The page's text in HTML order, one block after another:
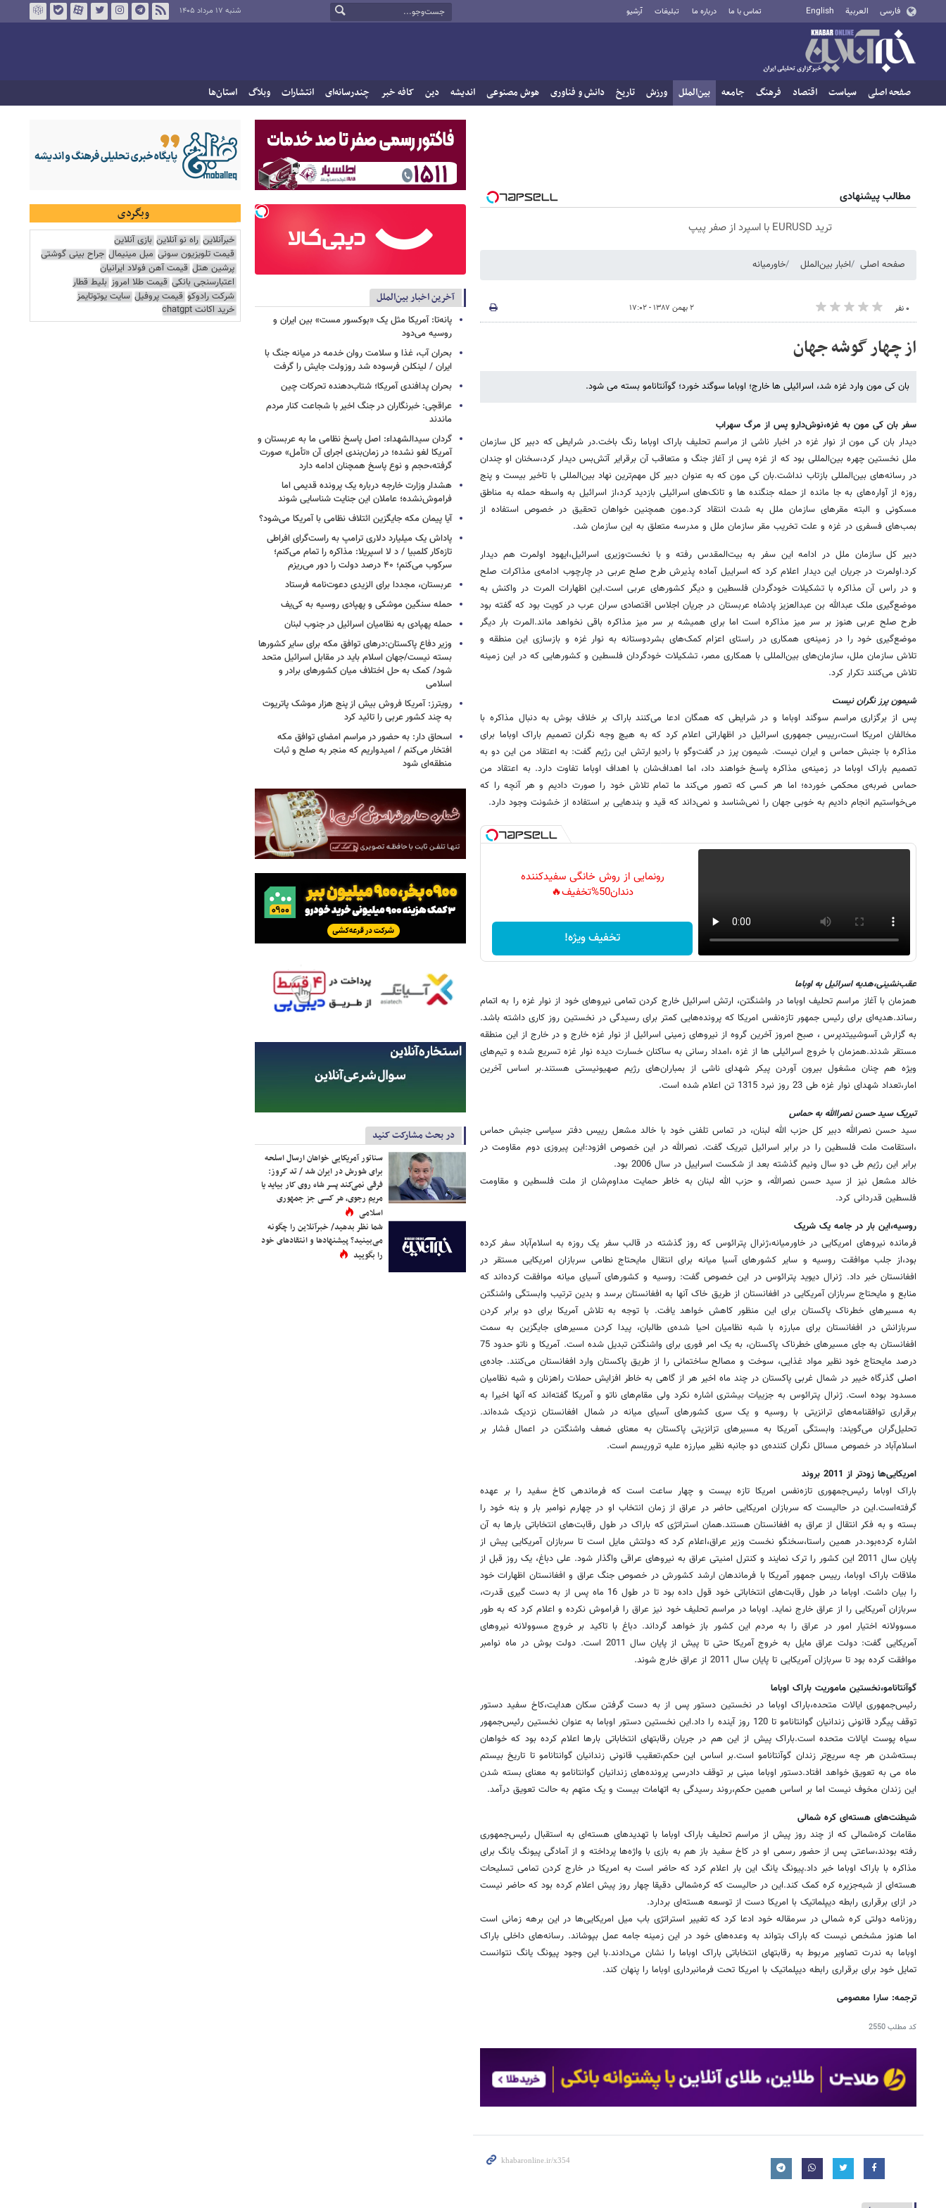
فارسی العربية English تماس با ما درباره ما تبلیغات آرشیو شنبه ۱۷ مرداد ۱۴۰۵
صفحه اصلی سیاست اقتصاد فرهنگ جامعه بین‌الملل ورزش تاریخ دانش و فناوری هوش مصنوعی اندیشه دین کافه خبر چندرسانه‌ای انتشارات وبلاگ استان‌ها
مطالب پیشنهادی
ترید EURUSD با اسپرد از صفر پیپ
صفحه اصلی اخبار بین‌الملل خاورمیانه
۰ نفر ۲ بهمن ۱۳۸۷ - ۱۷:۰۲
از چهار گوشه جهان
بان کی مون وارد غزه شد، اسرائیلی ها خارج؛ اوباما سوگند خورد؛ گوآنتانامو بسته می شود.
سفر بان کی مون به غزه،نوش‌دارو پس از مرگ سهراب
دیدار بان کی مون از نوار غزه در اخبار ناشی از مراسم تحلیف باراک اوباما رنگ باخت.در شرایطی که دبیر کل سازمان
ملل نخستین چهره بین‌المللی بود که از غزه پس از آغاز جنگ و متعاقب آن برقرایر آتش‌بس دیدار کرد،سخنان او چندان
در رسانه‌های بین‌المللی بازتاب نداشت.بان کی مون که به عنوان دبیر کل مهم‌ترین نهاد بین‌المللی با تاخیر بیست و پنج
روزه از آواره‌های به جا مانده از حمله جنگنده ها و تانک‌های اسرائیلی بازدید کرد،از اسرائیل به واسطه حمله به مناطق
مسکونی و البته مقرهای سازمان ملل به شدت انتقاد کرد.مون همچنین خواهان تحقیق در خصوص استفاده از
بمب‌های فسفری در غزه و علت تخریب مقر سازمان ملل و مدرسه متعلق به این سازمان شد.
دبیر کل سازمان ملل در ادامه این سفر به بیت‌المقدس رفته و با نخست‌وزیری اسرائیل،ایهود اولمرت هم دیدار
کرد.اولمرت در جریان این دیدار اعلام کرد که اسراییل آماده پذیرش طرح صلح عربی در چارچوب ادامه‌ی مذاکرات صلح
و در راس آن مذاکره با تشکیلات خودگردان فلسطین و دیگر کشورهای عربی است.این اظهارات المرت در واکنش به
موضع‌گیری ملک عبدالله بن عبدالعزیز پادشاه عربستان در جریان اجلاس اقتصادی سران عرب در کویت بود که گفته بود
طرح صلح عربی هنوز بر سر میز مذاکره است اما برای همیشه بر سر میز مذاکره باقی نخواهد ماند.المرت بار دیگر
موضع‌گیری خود را در زمینه‌ی همکاری در راستای اعزام کمک‌های بشردوستانه به نوار غزه و بازسازی این منطقه و
تلاش سازمان ملل، سازمان‌های بین‌المللی با همکاری مصر، تشکیلات خودگردان فلسطین و کشورهایی که در این زمینه
تلاش می‌کنند تکرار کرد.
شیمون پرز نگران نیست
پس از برگزاری مراسم سوگند اوباما و در شرایطی که همگان ادعا می‌کنند باراک بر خلاف بوش به دنبال مذاکره با
مخالفان امریکا است،رییس جمهوری اسرائیل در اظهاراتی اعلام کرد که به هیچ وجه نگران تصمیم باراک اوباما برای
مذاکره با جنبش حماس و ایران نیست. شیمون پرز در گفت‌وگو با رادیو ارتش این رژیم گفت: به اعتقاد من این دو به
تصمیم باراک اوباما در زمینه‌ی مذاکره پاسخ خواهند داد، اما اهداف‌شان با اهداف اوباما تفاوت دارد. به اعتقاد من
حماس ضربه‌ی محکمی خورده؛ اما هر کسی که تصور می‌کند ما تمام تلاش خود را صورت دادیم و هر آنچه را که
می‌خواستیم انجام دادیم به خوبی جهان را نمی‌شناسد و نمی‌داند که قید و بندهایی بر استفاده از خشونت وجود دارد.
رونمایی از روش خانگی سفیدکننده
دندان50%تخفیف🔥
تخفیف ویژه!
عقب‌نشینی،هدیه اسرائیل به اوباما
همزمان با آغاز مراسم تحلیف اوباما در واشنگتن، ارتش اسرائیل خارج کردن تمامی نیروهای خود از نوار غزه را به اتمام
رساند.هدیه‌ای برای رئیس جمهور تازه‌نفس امریکا که پرونده‌هایی کمتر برای رسیدگی در نخستین روز کاری داشته باشد.
به گزارش آسوشییتد‌پرس ، صبح امروز آخرین گروه از نیروهای زمینی اسرائیل از نوار غزه خارج و در خارج از این منطقه
مستقر شدند.همزمان با خروج اسرائیلی ‌ها از غزه ،امداد رسانی به ساکنان خسارت دیده نوار غزه تسریع شده و تیم‌های
ویژه هم چنان مشغول بیرون آوردن پیکر شهدای ناشی از بمباران‌های رژیم صهیونیستی هستند.بر اساس آخرین
امار،تعداد شهدای نوار غزه طی 23 روز نبرد 1315 تن اعلام شده است.
تبریک سید حسن نصرا‌الله به حماس
سید حسن نصرالله دبیر کل حزب الله لبنان، در تماس تلفنی خود با خالد مشعل رییس دفتر سیاسی جنبش حماس
،استقامت ملت فلسطین را در برابر اسرائیل تبریک گفت. نصرالله در این خصوص افزود:این پیروزی دوم مقاومت در
برابر این رژیم طی دو سال ونیم گذشته بعد از شکست اسراییل در سال 2006 بود.
خالد مشعل نیز از سید حسن نصرالله، و حزب الله لبنان به خاطر حمایت مداوم‌شان از ملت فلسطین و مقاومت
فلسطین قدردانی کرد.
روسیه،این بار در جامه یک شریک
فرمانده نیروهای امریکایی در خاورمیانه،ژنرال پترائوس که روز گذشته در قالب سفر یک روزه به اسلام‌آباد سفر کرده
بود،از جلب موافقت روسیه و سایر کشورهای آسیا میانه برای انتقال مایحتاج نطامی سربازان امریکایی مستقر در
افغانستان خبر داد. ژنرال دیوید پترائوس در این خصوص گفت: روسیه و کشورهای آسیای میانه موافقت کرده‌اند که
منابع و مایحتاج سربازان آ‌مریکایی در افغانستان از طریق خاک آنها به افغانستان برسد و بدین ترتیب وابستگی واشنگتن
به مسیرهای خطرناک پاکستان برای این منظور کاهش خواهد یافت. با توجه به تلاش آمریکا برای دو برابر کردن
سربازانش در افغانستان برای مبارزه با شبه نظامیان احیا شده‌ی طالبان، پیدا کردن مسیرهای جایگزین به سمت
افغانستان به جای مسیرهای خطرناک پاکستان، به یک امر فوری برای واشنگتن تبدیل شده است. آمریکا و ناتو حدود 75
درصد مایحتاج خود نظیر مواد غذایی، سوخت و مصالح ساختمانی را از طریق پاکستان وارد افغانستان می‌کنند. جاده‌ی
اصلی گذرگاه خیبر در شمال غربی پاکستان در چند ماه اخیر هر از گاهی به خاطر افزایش حملات راهزنان و شبه نظامیان
مسدود بوده است. ژنرال پترائوس به جزییات بیشتری اشاره نکرد ولی مقام‌های ناتو و آمریکا گفته‌اند که آنها اخیرا به
برقراری توافقنامه‌های ترانزیتی با روسیه و یک سری کشورهای آسیای میانه در شمال افغانستان نزدیک شده‌اند.
تحلیل‌گران می‌گویند: وابستگی آمریکا به مسیرهای تزانزیتی پاکستان به معنای ضعف واشنگتن در اعمال فشار بر
اسلام‌آباد در خصوص مسائل نگران کننده‌ی دو جانبه نظیر مبارزه علیه تروریسم است.
امریکایی‌ها زودتر از 2011 بروند
باراک اوباما رئیس‌جمهوری تازه‌نفس امریکا تازه بیست و چهار ساعت است که فرماندهی کاخ سفید را بر عهده
گرفته‌است.این در حالیست که سربازان امریکایی حاضر در عراق از زمان انتخاب او در چهارم نوامبر بار و بنه خود را
بسته و به فکر انتقال از عراق به افغانستان هستند.همان استراتژی که باراک در طول رقابت‌های انتخاباتی بارها به آن
اشاره کرده‌بود.در همین راستا،سخنگو نخست وزیر عراق،اعلام کرد که دولتش مایل است تا سربازان آمریکایی پیش از
پایان سال 2011 این کشور را ترک نمایند و کنترل امنیتی عراق به نیروهای عراقی واگذار شود. علی دباغ، یک روز قبل از
ملاقات باراک اوباما، رییس جمهور آمریکا با فرماندهان ارشد کشورش در خصوص جنگ عراق و افغانستان اظهارات خود
را بیان داشت. اوباما در طول رقابت‌های انتخاباتی خود قول داده بود تا در طول 16 ماه پس از به دست گیری قدرت،
سربازان آمریکایی را از عراق خارج نماید. اوباما در مراسم تحلیف خود نیز عراق را فراموش نکرده و اعلام کرد که به طور
مسوولانه اختیار امور در عراق را به مردم این کشور باز خواهد گرداند. دباغ با تاکید بر خروج مسوولانه نیروهای
آمریکایی گفت: دولت عراق مایل به خروج آمریکا حتی تا پیش از پایان سال 2011 است. دولت بوش در ماه نوامبر
موافقت کرده بود تا سربازان آمریکایی تا پایان سال 2011 از عراق خارج شوند.
گوآنتانامو،نخستین ماموریت باراک اوباما
رئیس‌جمهوری ایالات متحده،باراک اوباما در نخستین دستور پس از به دست گرفتن سکان هدایت،کاخ سفید دستور
توقف پیگرد قانونی زندانیان گوانتانامو تا 120 روز آینده را داد.این نخستین دستور اوباما به عنوان نخستین رئیس‌جمهور
سیاه پوست ایالات متحده است.باراک پیش از این هم در جریان رقابتهای انتخاباتی بارها اعلام کرده بود که خواهان
بسته‌شدن هر چه سریع‌تر زندان گوآنتانامو است.بر اساس این حکم،تعقیب قانونی زندانیان گوانتانامو تا تاریخ بیستم
ماه می به تعویق خواهد افتاد.دستور اوباما مبنی بر توقف دادرسی پروند‌ه‌‌های زندانیان گوانتانامو به معنای بسته شدن
این زندان مخوف نیست اما بر اساس همین حکم،روند رسیدگی به اتهامات بیست و یک متهم به حالت تعویق درآمد.
شیطنت‌های هسته‌ای کره شمالی
مقامات کره‌شمالی که از چند روز پیش از مراسم تحلیف باراک اوباما با تهدیدهای هسته‌ای به استقبال رئیس‌جمهوری
رفته بودند،ساعتی پس از حضور رسمی او در کاخ سفید باز هم به بازی با واژه‌ها پرداخته و از آمادگی پیونگ یانگ برای
مذاکره با باراک اوباما خبر داد.پیونگ یانگ این بار اعلام کرد که حاضر است به امریکا در خارج کردن تمامی تسلیحات
هسته‌ای از شبه‌جزیره کره کمک کند.این در حالیست که کره‌شمالی دقیقا چهار روز پیش اعلام کرده بود که حاضر نیست
در ازای برقراری رابطه دیپلماتیک با امریکا دست از توسعه هسته‌ای بردارد.
روزنامه دولتی کره شمالی در سرمقاله خود ادعا کرد که تغییر استراتژی باب میل امریکایی‌ها در این برهه زمانی است
اما هنوز مشخص نیست که باراک بتواند به وعده‌های خود در این زمینه جامه عمل بپوشاند. رسانه‌های داخلی باراک
اوباما به ندرت تصاویر مربوط به رقابتهای انتخاباتی باراک اوباما را نشان می‌دادند.با این وجود پیونگ یانگ نتوانست
تمایل خود برای برقراری رابطه دیپلماتیک با امریکا تحت فرمانبرداری اوباما را پنهان کند.
ترجمه: سارا معصومی
کد مطلب2550
آخرین اخبار بین‌الملل
پانه‌تا: آمریکا مثل یک «بوکسور مست» بین ایران و
روسیه می‌دود
بحران آب، غذا و سلامت روان خدمه در میانه جنگ با
ایران / لینکلن فرسوده شد روزولت جایش را گرفت
بحران پدافندی آمریکا؛ شتاب‌دهنده تحرکات چین
عراقچی: خبرنگاران در جنگ اخیر با شجاعت کنار مردم
ماندند
گردان سیدالشهداء: اصل پاسخ نظامی ما به عربستان و
آمریکا لغو نشده؛ در زمان‌بندی اجرای آن «تأمل» صورت
گرفته،حجم و نوع پاسخ همچنان ادامه دارد
هشدار وزارت خارجه درباره یک پرونده قدیمی اما
فراموش‌نشده؛ عاملان این جنایت شناسایی شوند
آیا پیمان مکه جایگزین ائتلاف نظامی با آمریکا می‌شود؟
پاداش یک میلیارد دلاری ترامپ به راست‌گرای افراطی
تازه‌کار کلمبیا / د لا اسپریلا: مذاکره را تمام می‌کنم؛
سرکوب می‌کنم؛ ۴۰ درصد دولت را دور می‌ریزم
عربستان، مجددا برای الزیدی دعوت‌نامه فرستاد
حمله سنگین موشکی و پهپادی روسیه به کی‌یف
حمله پهپادی به نظامیان اسرائیل در جنوب لبنان
وزیر دفاع پاکستان:درهای توافق مکه برای سایر کشورها
بسته نیست/جهان اسلام باید در مقابل اسرائیل متحد
شود/ کمک به حل اختلاف میان کشورهای برادر و
اسلامی
رویترز: آمریکا فروش بیش از پنج هزار موشک پاتریوت
به چند کشور عربی را تائید کرد
اسحاق‌ دار: به حضور در مراسم امضای توافق مکه
افتخار می‌کنم / امیدواریم که منجر به صلح و ثبات
منطقه‌ای شود
در بحث مشارکت کنید
سناتور آمریکایی خواهان ارسال اسلحه
برای شورش در ایران شد / تد کروز:
فرقی نمی‌کند پسر شاه روی کار بیاید یا
مریم رجوی، هر کسی جز جمهوری
اسلامی
شما نظر بدهید/ خبرآنلاین را چگونه
می‌بینید؟ پیشنهادها و انتقادهای خود
را بگویید
وبگردی
خبرآنلاین راه نو آنلاین بازی آنلاین
قیمت تلویزیون سونی مبل مینیمال جراح بینی گوشتی
پرشین هتل قیمت آهن فولاد ایرانیان
اعتبارسنجی بانکی قیمت طلا امروز بلیط قطار
شرکت رادوکو قیمت پروفیل سایت یوتوتایمز
خرید اکانت chatgpt